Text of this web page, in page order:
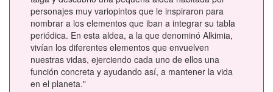
personajes muy variopintos que le inspiraron para
nombrar a los elementos que iban a integrar su tabla
periódica. En esta aldea, a la que denominó Alkimia,
vivían los diferentes elementos que envuelven
nuestras vidas, ejerciendo cada uno de ellos una
función concreta y ayudando así, a mantener la vida
en el planeta."